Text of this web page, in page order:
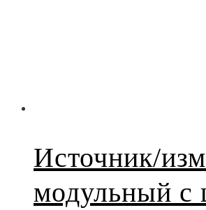
Источник/
модульный с